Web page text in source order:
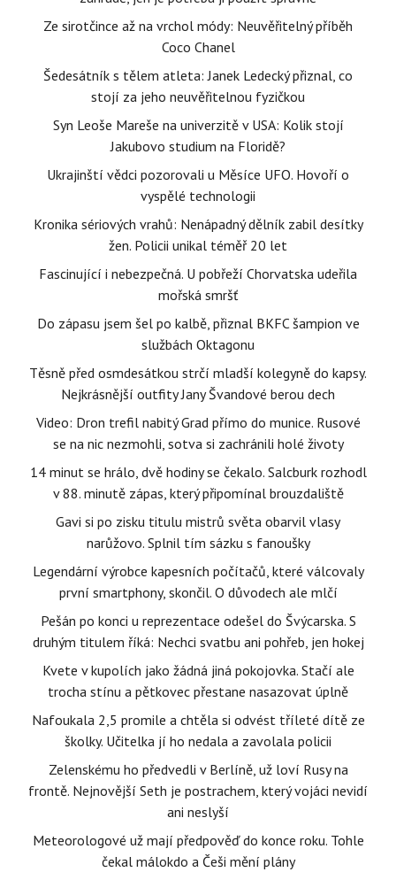
Ze sirotčince až na vrchol módy: Neuvěřitelný příběh
Coco Chanel
Šedesátník s tělem atleta: Janek Ledecký přiznal, co
stojí za jeho neuvěřitelnou fyzičkou
Syn Leoše Mareše na univerzitě v USA: Kolik stojí
Jakubovo studium na Floridě?
Ukrajinští vědci pozorovali u Měsíce UFO. Hovoří o
vyspělé technologii
Kronika sériových vrahů: Nenápadný dělník zabil desítky
žen. Policii unikal téměř 20 let
Fascinující i nebezpečná. U pobřeží Chorvatska udeřila
mořská smršť
Do zápasu jsem šel po kalbě, přiznal BKFC šampion ve
službách Oktagonu
Těsně před osmdesátkou strčí mladší kolegyně do kapsy.
Nejkrásnější outfity Jany Švandové berou dech
Video: Dron trefil nabitý Grad přímo do munice. Rusové
se na nic nezmohli, sotva si zachránili holé životy
14 minut se hrálo, dvě hodiny se čekalo. Salcburk rozhodl
v 88. minutě zápas, který připomínal brouzdaliště
Gavi si po zisku titulu mistrů světa obarvil vlasy
narůžovo. Splnil tím sázku s fanoušky
Legendární výrobce kapesních počítačů, které válcovaly
první smartphony, skončil. O důvodech ale mlčí
Pešán po konci u reprezentace odešel do Švýcarska. S
druhým titulem říká: Nechci svatbu ani pohřeb, jen hokej
Kvete v kupolích jako žádná jiná pokojovka. Stačí ale
trocha stínu a pětkovec přestane nasazovat úplně
Nafoukala 2,5 promile a chtěla si odvést tříleté dítě ze
školky. Učitelka jí ho nedala a zavolala policii
Zelenskému ho předvedli v Berlíně, už loví Rusy na
frontě. Nejnovější Seth je postrachem, který vojáci nevidí
ani neslyší
Meteorologové už mají předpověď do konce roku. Tohle
čekal málokdo a Češi mění plány